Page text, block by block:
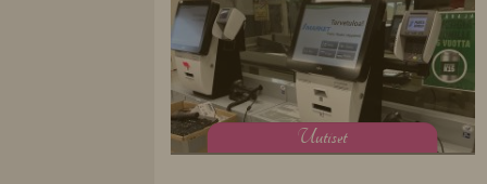
Uutiset